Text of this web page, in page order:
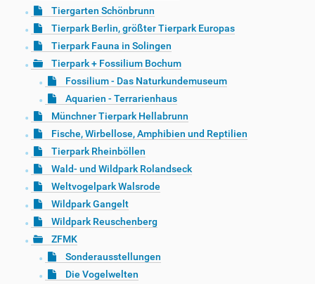
Tiergarten Schönbrunn
Tierpark Berlin, größter Tierpark Europas
Tierpark Fauna in Solingen
Tierpark + Fossilium Bochum
Fossilium - Das Naturkundemuseum
Aquarien - Terrarienhaus
Münchner Tierpark Hellabrunn
Fische, Wirbellose, Amphibien und Reptilien
Tierpark Rheinböllen
Wald- und Wildpark Rolandseck
Weltvogelpark Walsrode
Wildpark Gangelt
Wildpark Reuschenberg
ZFMK
Sonderausstellungen
Die Vogelwelten